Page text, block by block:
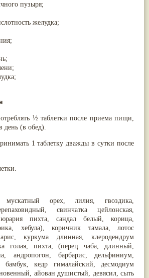
пузыря;
желудка;
½ таблетки после приема пищи,
день (в обед).
1 таблетку дважды в сутки после
мускатный орех, лилия, гвоздика,
свинчатка цейлонская,
пихта, сандал белый, корица,
хебула), коричник тамала, лотос
куркума длинная, клеродендрум
голая, пихта, (перец чаба, длинный,
андропогон, барбарис, дельфиниум,
бамбук, кедр гималайский, десмодиум
айован душистый, девясил, сыть